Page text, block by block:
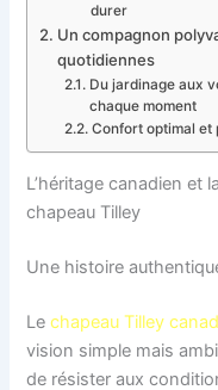
durer
Un compagnon
quotidiennes
Du jardinage aux
chaque moment
Confort optimal et
L’héritage canadien et
chapeau Tilley
Une histoire
Lechapeau Tilley
vision simple mais
de résister aux